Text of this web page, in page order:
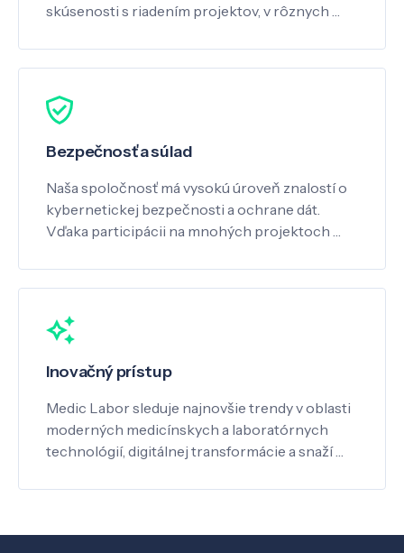
skúsenosti s riadením projektov, v rôznych …
Bezpečnosť a súlad
Naša spoločnosť má vysokú úroveň znalostí o
kybernetickej bezpečnosti a ochrane dát.
Vďaka participácii na mnohých projektoch …
Inovačný prístup
Medic Labor sleduje najnovšie trendy v oblasti
moderných medicínskych a laboratórnych
technológií, digitálnej transformácie a snaží …